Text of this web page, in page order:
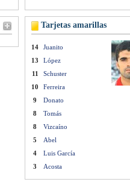
Tarjetas amarillas
14
Juanito
13
López
11
Schuster
10
Ferreira
9
Donato
8
Tomás
8
Vizcaíno
5
Abel
4
Luis García
3
Acosta